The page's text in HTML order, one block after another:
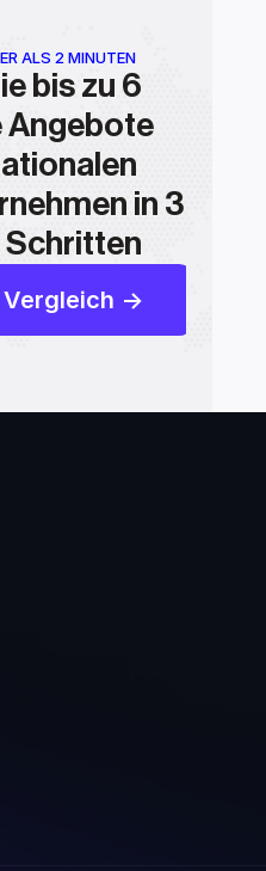
ALS 2 MINUTEN
bis zu 6
Angebote
in 3
Schritten
->